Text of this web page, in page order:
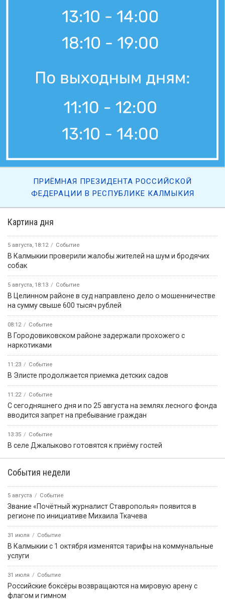
Картина дня
5 августа, 18:12 Событие
В Калмыкии проверили жалобы жителей на шум и бродячих
собак
5 августа, 18:13 Событие
В Целинном районе в суд направлено дело о мошенничестве
на сумму свыше 600 тысяч рублей
08:12 Событие
В Городовиковском районе задержали прохожего с
наркотиками
11:23 Событие
В Элисте продолжается приемка детских садов
11:22 Событие
С сегодняшнего дня и по 25 августа на землях лесного фонда
вводится запрет на пребывание граждан
13:35 Событие
В селе Джалыково готовятся к приёму гостей
События недели
5 августа Событие
Звание «Почётный журналист Ставрополья» появится в
регионе по инициативе Михаила Ткачева
31 июля Событие
В Калмыкии с 1 октября изменятся тарифы на коммунальные
услуги
31 июля Событие
Российские боксёры возвращаются на мировую арену с
флагом и гимном
ПРИЁМНАЯ ПРЕЗИДЕНТА РОССИЙСКОЙ
ФЕДЕРАЦИИ В РЕСПУБЛИКЕ КАЛМЫКИЯ